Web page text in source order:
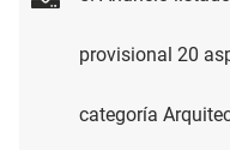
provisional 20
categoría